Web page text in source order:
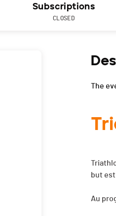
Subscriptions
CLOSED
The
but
Au